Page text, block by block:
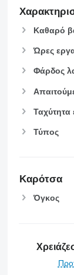
Καθαρό
Ώρες
Φάρδος
Ταχύτητα
Τύπος
Καρότσα
Όγκος